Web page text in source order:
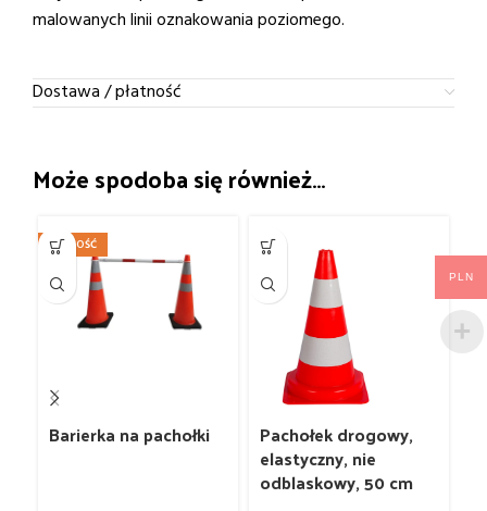
malowanych linii oznakowania poziomego.
Dostawa / płatność
Może spodoba się również…
NOWOŚĆ
Barierka na pachołki Pachołek drogowy,
elastyczny, nie
odblaskowy, 50 cm
PLN